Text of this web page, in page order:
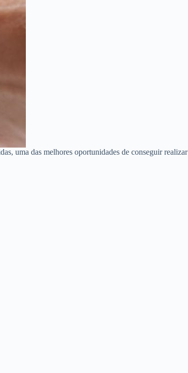
uma das melhores oportunidades de conseguir realizar